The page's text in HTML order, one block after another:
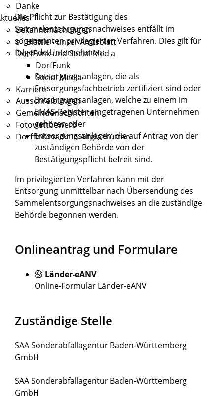
Danke
Bekanntmachungen
s´ Blättle - unser Amtsblatt
DorfFunk und Social Media
DorfFunk
Social Media
Karriere
Ausschreibungen
Gemeindenachrichten
Fotowettbewerb
Dorfflohmarkt in Altglashütten
Die Pflicht zur Bestätigung des
Sammelentsorgungsnachweises entfällt im
sogenannten privilegierten Verfahren. Dies gilt für
folgende Unternehmen:
Entsorgungsanlagen, die als
Entsorgungsfachbetrieb zertifiziert sind oder
Entsorgungsanlagen, welche zu einem im
EMAS-Register eingetragenen Unternehmen
gehören oder
Entsorgungsanlagen, die auf Antrag von der
zuständigen Behörde von der
Bestätigungspflicht befreit sind.
Im privilegierten Verfahren kann mit der
Entsorgung unmittelbar nach Übersendung des
Sammelentsorgungsnachweises an die zuständige
Behörde begonnen werden.
Onlineantrag und Formulare
Länder-eANV
Online-Formular Länder-eANV
Zuständige Stelle
SAA Sonderabfallagentur Baden-Württemberg
GmbH
SAA Sonderabfallagentur Baden-Württemberg
GmbH